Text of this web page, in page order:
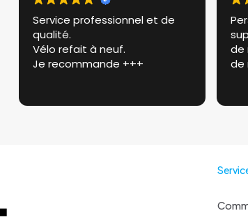
Service professionnel et de
qualité.
Vélo refait à neuf.
Je recommande +++
de
de